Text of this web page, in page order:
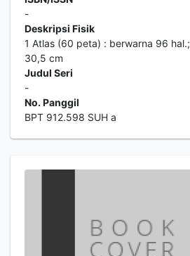
-
Deskripsi Fisik
1 Atlas (60 peta) : berwarna 96 hal.;
30,5 cm
Judul Seri
-
No. Panggil
BPT 912.598 SUH a